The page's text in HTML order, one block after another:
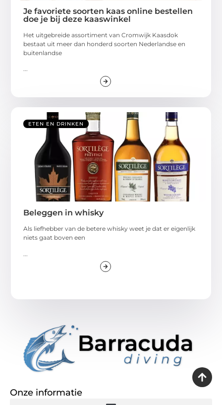
Je favoriete soorten kaas online bestellen
doe je bij deze kaaswinkel
Het uitgebreide assortiment van Cromwijk Kaasdok
bestaat uit meer dan honderd soorten Nederlandse en
buitenlandse
...
ETEN EN DRINKEN
Beleggen in whisky
Als liefhebber van de betere whisky weet je dat er eigenlijk
niets gaat boven een
Onze informatie